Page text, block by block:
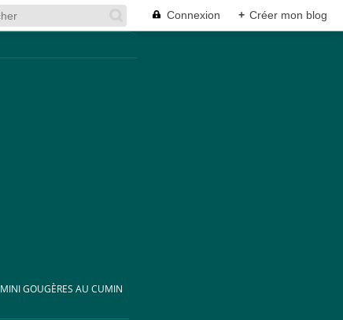
Connexion + Créer mon blog
MINI GOUGÈRES AU CUMIN